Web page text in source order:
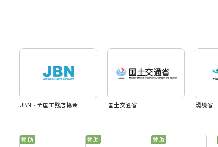
JBN・全国工務店協会 国土交通省 環境省